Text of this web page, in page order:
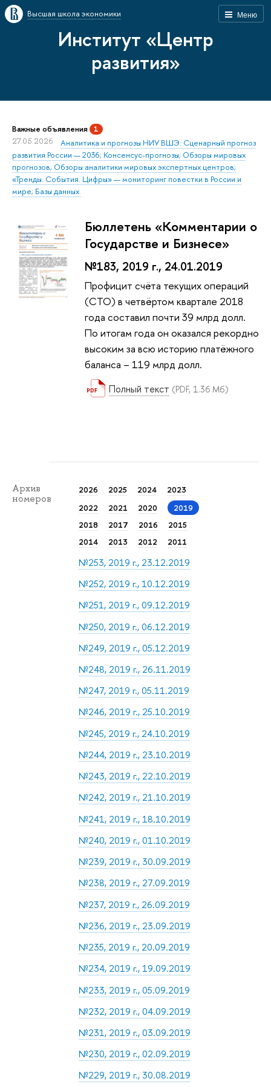
Меню
Высшая школа экономики
Институт «Центр
развития»
Важные объявления 1
27.05.2026
Аналитика и прогнозы НИУ ВШЭ: Сценарный прогноз
развития России — 2036; Консенсус-прогнозы; Обзоры мировых
прогнозов; Обзоры аналитики мировых экспертных центров;
«Тренды. События. Цифры» — мониторинг повестки в России и
мире; Базы данных.
Бюллетень «Комментарии о
Государстве и Бизнесе»
№183, 2019 г., 24.01.2019
Профицит счёта текущих операций
(СТО) в четвёртом квартале 2018
года составил почти 39 млрд долл.
По итогам года он оказался рекордно
высоким за всю историю платёжного
баланса – 119 млрд долл.
Полный текст (PDF, 1.36 Мб)
Архив
номеров
2026 2025 2024
2023
2022
2021 2020
2019
2018
2017 2016
2015
2014
2013 2012 2011
№253, 2019 г., 23.12.2019
№252, 2019 г., 10.12.2019
№251, 2019 г., 09.12.2019
№250, 2019 г., 06.12.2019
№249, 2019 г., 05.12.2019
№248, 2019 г., 26.11.2019
№247, 2019 г., 05.11.2019
№246, 2019 г., 25.10.2019
№245, 2019 г., 24.10.2019
№244, 2019 г., 23.10.2019
№243, 2019 г., 22.10.2019
№242, 2019 г., 21.10.2019
№241, 2019 г., 18.10.2019
№240, 2019 г., 01.10.2019
№239, 2019 г., 30.09.2019
№238, 2019 г., 27.09.2019
№237, 2019 г., 26.09.2019
№236, 2019 г., 23.09.2019
№235, 2019 г., 20.09.2019
№234, 2019 г., 19.09.2019
№233, 2019 г., 05.09.2019
№232, 2019 г., 04.09.2019
№231, 2019 г., 03.09.2019
№230, 2019 г., 02.09.2019
№229, 2019 г., 30.08.2019